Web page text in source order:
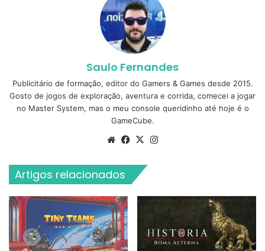
Saulo Fernandes
Publicitário de formação, editor do Gamers & Games desde 2015.
Gosto de jogos de exploração, aventura e corrida, comecei a jogar
no Master System, mas o meu console queridinho até hoje é o
GameCube.
WebsiteFacebook
X
Artigos relacionados